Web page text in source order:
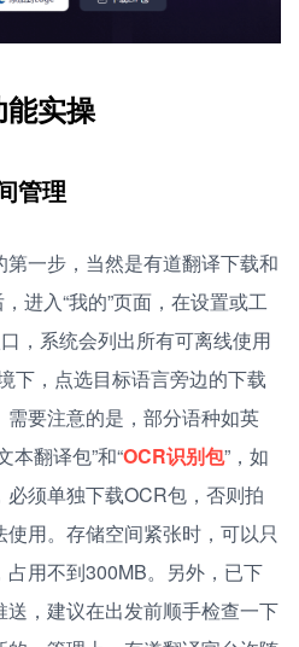
实操
管理
一步，当然是有道翻译下载和
进入“我的”页面，在设置或工
，系统会列出所有可离线使用
下，点选目标语言旁边的下载
要注意的是，部分语种如英
本翻译包”和“OCR识别包”，如
须单独下载OCR包，否则拍
用。存储空间紧张时，可以只
用不到300MB。另外，已下
，建议在出发前顺手检查一下